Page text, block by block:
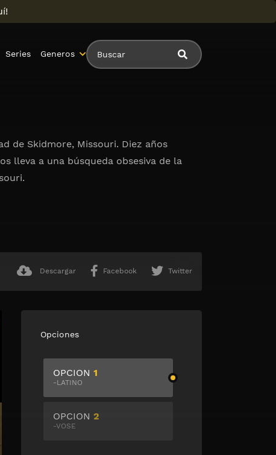
Series Generos
de Skidmore, Missouri. Diez años
lleva a una búsqueda obsesiva de la
Descargar Facebook Twitter
Opciones
OPCION 1
-LATINO
OPCION 2
-VOSE